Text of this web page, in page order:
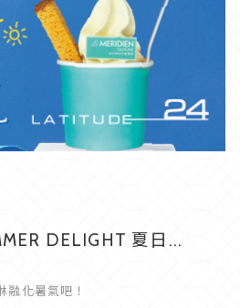
DELIGHT 夏日...
融化暑氣吧！